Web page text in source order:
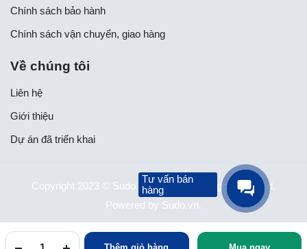
Chính sách bảo hành
Chính sách vận chuyển, giao hàng
Về chúng tôi
Liên hệ
Giới thiệu
Dự án đã triển khai
Copyright 2023 © Sudo cms Theme. All right reserved.
Powered by Sudo.vn.
Tư vấn bán
hàng